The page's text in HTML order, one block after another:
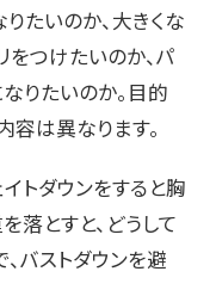
たいのか、大きくな
をつけたいのか、パ
りたいのか。目的
容は異なります。
トダウンをすると胸
落とすと、どうして
バストダウンを避